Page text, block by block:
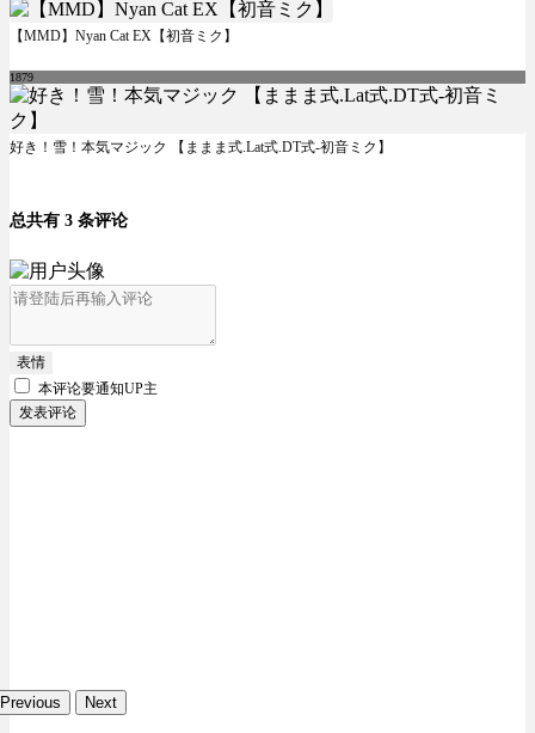
【MMD】Nyan Cat EX【初音ミク】
1879
好き！雪！本気マジック 【ままま式.Lat式.DT式-初音ミク】
总共有 3 条评论
表情
本评论要通知UP主
发表评论
Previous Next